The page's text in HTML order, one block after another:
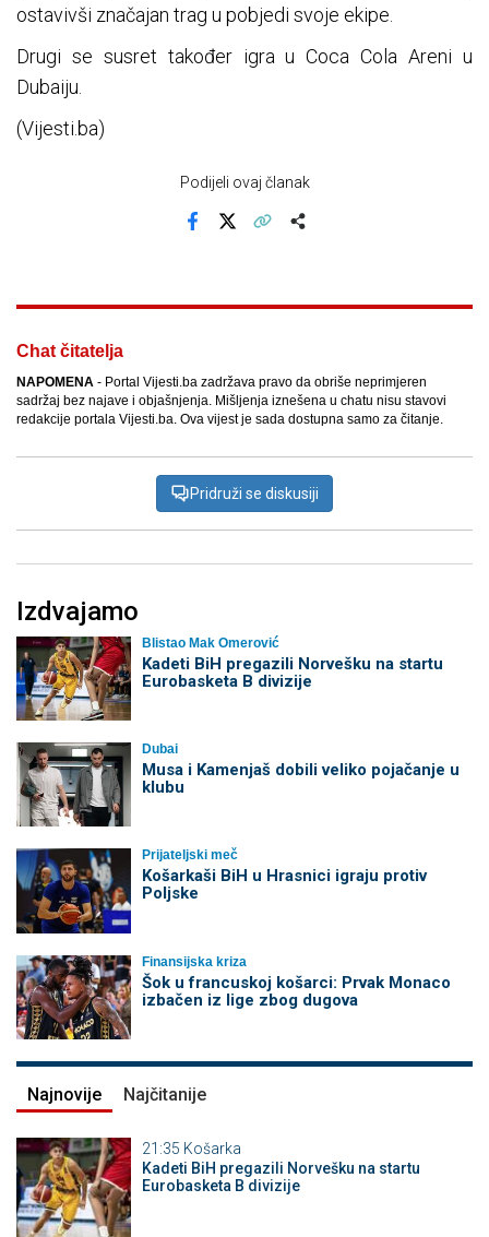
ostavivši značajan trag u pobjedi svoje ekipe.
Drugi se susret također igra u Coca Cola Areni u
Dubaiju.
(Vijesti.ba)
Podijeli ovaj članak
Chat čitatelja
NAPOMENA - Portal Vijesti.ba zadržava pravo da obriše neprimjeren
sadržaj bez najave i objašnjenja. Mišljenja iznešena u chatu nisu stavovi
redakcije portala Vijesti.ba. Ova vijest je sada dostupna samo za čitanje.
Pridruži se diskusiji
Izdvajamo
Blistao Mak Omerović
Kadeti BiH pregazili Norvešku na startu
Eurobasketa B divizije
Dubai
Musa i Kamenjaš dobili veliko pojačanje u
klubu
Prijateljski meč
Košarkaši BiH u Hrasnici igraju protiv
Poljske
Finansijska kriza
Šok u francuskoj košarci: Prvak Monaco
izbačen iz lige zbog dugova
Najnovije Najčitanije
21:35 Košarka
Kadeti BiH pregazili Norvešku na startu
Eurobasketa B divizije